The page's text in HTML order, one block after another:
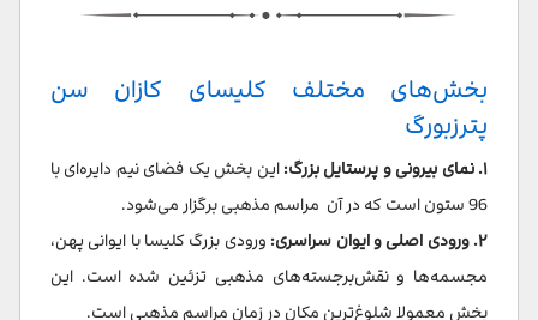
بخش‌های مختلف کلیسای کازان سن
پترزبورگ
۱. نمای بیرونی و پرستایل بزرگ:
این بخش یک فضای نیم دایره‌ای با
96 ستون است که در آن مراسم مذهبی برگزار می‌شود.
۲. ورودی اصلی و ایوان سراسری:
ورودی بزرگ کلیسا با ایوانی پهن،
مجسمه‌ها و نقش‌برجسته‌های مذهبی تزئین شده است. این
بخش معمولا شلوغ‌ترین مکان در زمان مراسم مذهبی است.